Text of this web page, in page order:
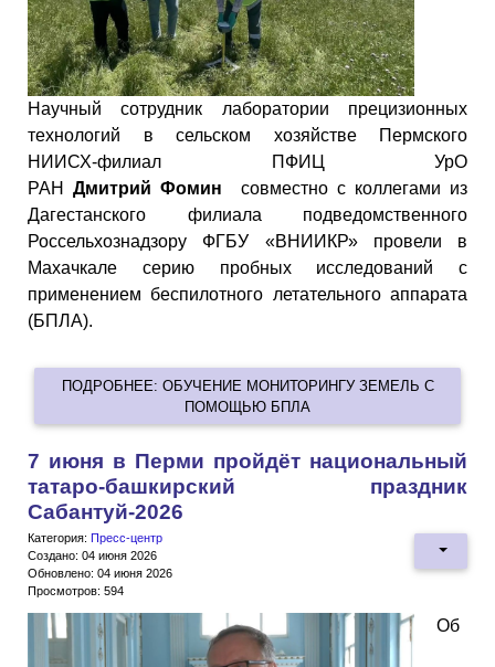
Научный сотрудник лаборатории прецизионных
технологий в сельском хозяйстве Пермского
НИИСХ-филиал ПФИЦ УрО
РАНДмитрийФомин
совместно с коллегами из
Дагестанского филиала подведомственного
Россельхознадзору ФГБУ «ВНИИКР» провели в
Махачкале серию пробных исследований с
применением беспилотного летательного аппарата
(БПЛА).
ПОДРОБНЕЕ: ОБУЧЕНИЕ МОНИТОРИНГУ ЗЕМЕЛЬ С
ПОМОЩЬЮ БПЛА
7 июня в Перми пройдёт национальный
татаро-башкирский праздник
Сабантуй-2026
Категория: Пресс-центр
Создано: 04 июня 2026
Обновлено: 04 июня 2026
Просмотров: 594
Об